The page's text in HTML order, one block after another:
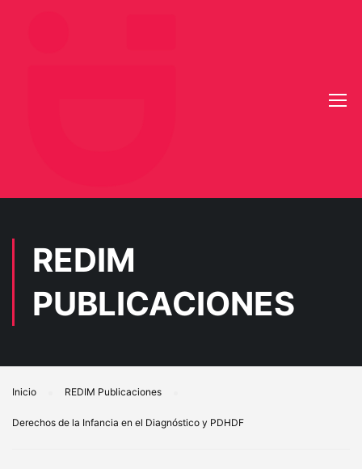
REDIM
PUBLICACIONES
Inicio REDIM Publicaciones
Derechos de la Infancia en el Diagnóstico y PDHDF